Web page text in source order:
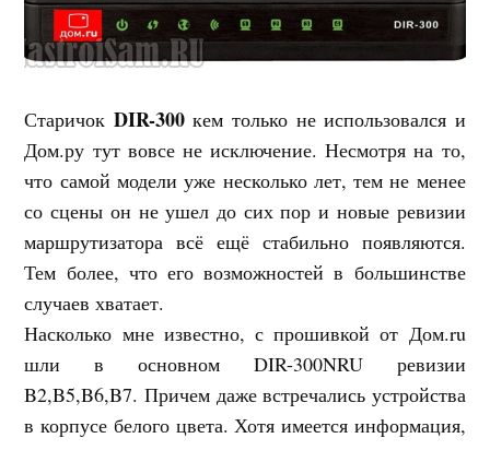
Старичок DIR-300кем только не использовался и
Дом.ру тут вовсе не исключение. Несмотря на то,
что самой модели уже несколько лет, тем не менее
со сцены он не ушел до сих пор и новые ревизии
маршрутизатора всё ещё стабильно появляются.
Тем более, что его возможностей в большинстве
случаев хватает.
Насколько мне известно, с прошивкой от Дом.ru
шли в основном DIR-300NRU ревизии
B2,B5,B6,B7. Причем даже встречались устройства
в корпусе белого цвета. Хотя имеется информация,